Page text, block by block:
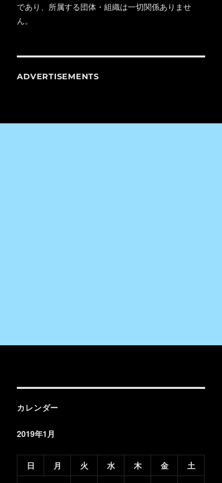
であり、所属する団体・組織は一切関係ありませ
ん。
ADVERTISEMENTS
カレンダー
2019年1月
日 月 火 水 木 金
土